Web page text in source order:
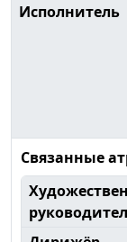
Исполнитель
Связанные